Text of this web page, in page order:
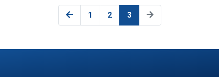
1 2 3